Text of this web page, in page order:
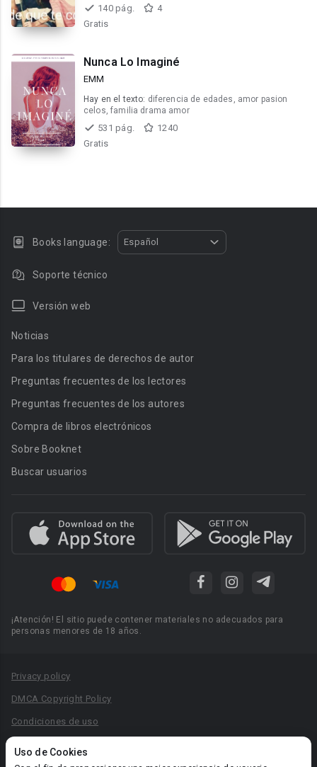
140 pág.
4
Gratis
Nunca Lo Imaginé
EMM
Hay en el texto: diferencia de edades, amor pasion
celos, familia drama amor
531 pág.
1240
Gratis
Uso de Cookies
Books language: Español
Soporte técnico
Versión web
Noticias
Para los titulares de derechos de autor
Preguntas frecuentes de los lectores
Preguntas frecuentes de los autores
Compra de libros electrónicos
Sobre Booknet
Buscar usuarios
¡Atención! El sitio puede contener materiales no adecuados para
personas menores de 18 años.
Privacy policy
DMCA Copyright Policy
Condiciones de uso